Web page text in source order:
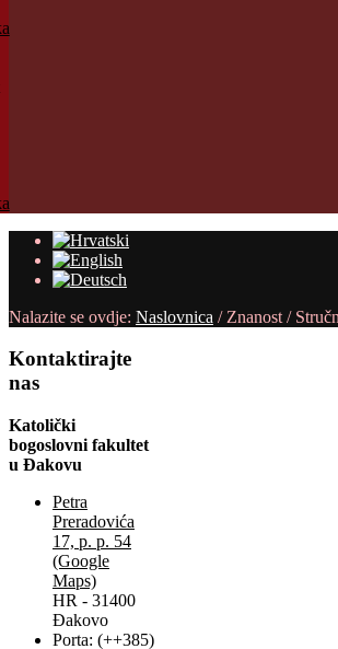
Nalazite se ovdje: Naslovnica / Znanost /
Kontaktirajte
nas
Katolički
bogoslovni fakultet
u Đakovu
Petra
Preradovića
17, p. p. 54
(Google
Maps)
HR - 31400
Đakovo
Porta: (++385)